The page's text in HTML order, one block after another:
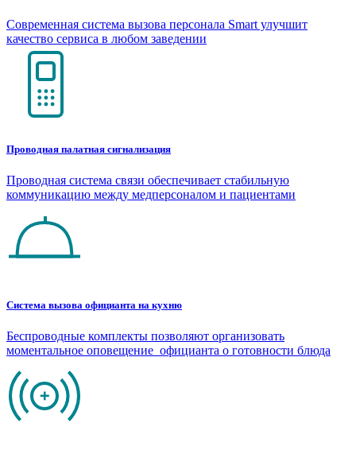
Современная система вызова персонала Smart улучшит
качество сервиса в любом заведении
Проводная палатная сигнализация
Проводная система связи обеспечивает стабильную
коммуникацию между медперсоналом и пациентами
Система вызова официанта на кухню
Беспроводные комплекты позволяют организовать
моментальное оповещение официанта о готовности блюда